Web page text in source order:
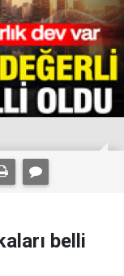
belli